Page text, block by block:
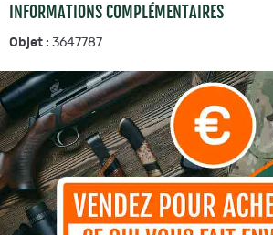
INFORMATIONS COMPLÉMENTAIRES
Objet : 3647787